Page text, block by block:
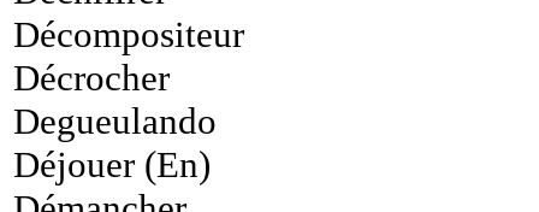
Décompositeur
Décrocher
Degueulando
Déjouer (En)